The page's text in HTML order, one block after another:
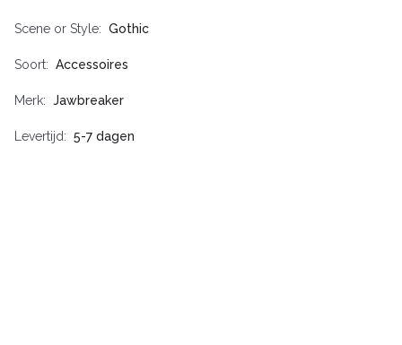
Scene or Style Gothic
Soort Accessoires
Merk Jawbreaker
Levertijd 5-7 dagen